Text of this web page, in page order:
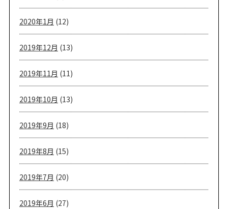
2020年1月 (12)
2019年12月 (13)
2019年11月 (11)
2019年10月 (13)
2019年9月 (18)
2019年8月 (15)
2019年7月 (20)
2019年6月 (27)